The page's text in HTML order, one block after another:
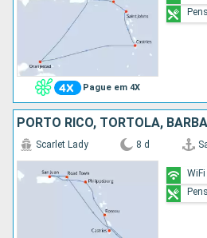
Pague em 4X
Scarlet Lady 8 d